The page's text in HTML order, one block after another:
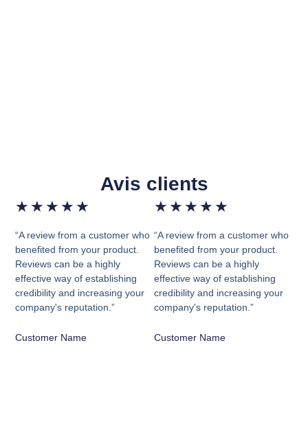
Avis clients
★ ★ ★ ★ ★
“A review from a customer who
benefited from your product.
Reviews can be a highly
effective way of establishing
credibility and increasing your
company's reputation.”
Customer Name
★ ★ ★ ★ ★
“A review from a customer who
benefited from your product.
Reviews can be a highly
effective way of establishing
credibility and increasing your
company's reputation.”
Customer Name